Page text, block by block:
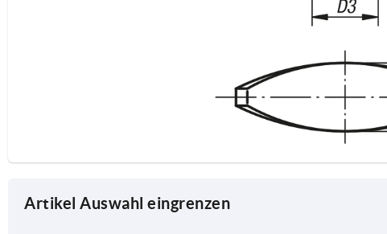
Artikel Auswahl eingrenzen